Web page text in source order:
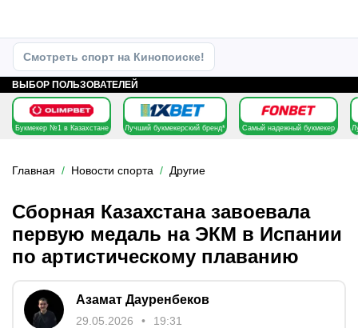
Смотреть спорт на Кинопоиске!
ВЫБОР ПОЛЬЗОВАТЕЛЕЙ
Букмекер №1 в Казахстане Лучший букмекерский бренд* Самый надежный букмекер
Главная Новости спорта Другие
Сборная Казахстана завоевала
первую медаль на ЭКМ в Испании
по артистическому плаванию
Азамат Дауренбеков
29.05.2026 19:31